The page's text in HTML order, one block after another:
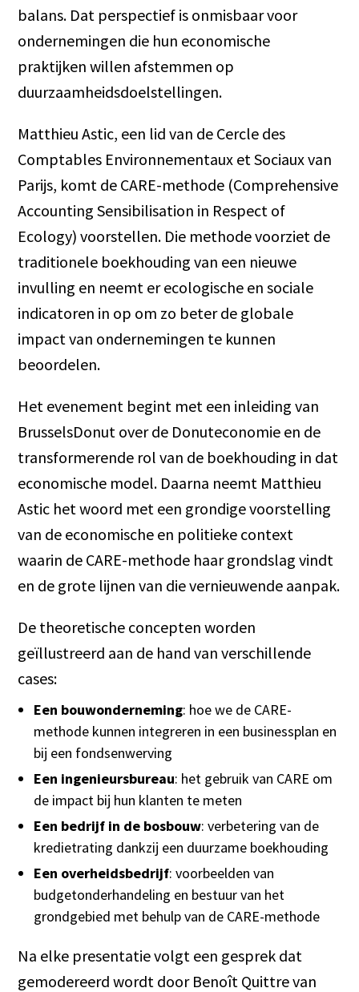
balans. Dat perspectief is onmisbaar voor
ondernemingen die hun economische
praktijken willen afstemmen op
duurzaamheidsdoelstellingen.
Matthieu Astic, een lid van de Cercle des
Comptables Environnementaux et Sociaux van
Parijs, komt de CARE-methode (Comprehensive
Accounting Sensibilisation in Respect of
Ecology) voorstellen. Die methode voorziet de
traditionele boekhouding van een nieuwe
invulling en neemt er ecologische en sociale
indicatoren in op om zo beter de globale
impact van ondernemingen te kunnen
beoordelen.
Het evenement begint met een inleiding van
BrusselsDonut over de Donuteconomie en de
transformerende rol van de boekhouding in dat
economische model. Daarna neemt Matthieu
Astic het woord met een grondige voorstelling
van de economische en politieke context
waarin de CARE-methode haar grondslag vindt
en de grote lijnen van die vernieuwende aanpak.
De theoretische concepten worden
geïllustreerd aan de hand van verschillende
cases:
Een bouwonderneming: hoe we de CARE-
methode kunnen integreren in een businessplan en
bij een fondsenwerving
Een ingenieursbureau: het gebruik van CARE om
de impact bij hun klanten te meten
Een bedrijf in de bosbouw: verbetering van de
kredietrating dankzij een duurzame boekhouding
Een overheidsbedrijf: voorbeelden van
budgetonderhandeling en bestuur van het
grondgebied met behulp van de CARE-methode
Na elke presentatie volgt een gesprek dat
gemodereerd wordt door Benoît Quittre van